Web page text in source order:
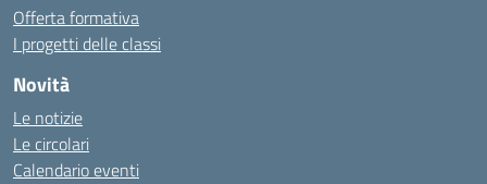
Offerta formativa
I progetti delle classi
Novità
Le notizie
Le circolari
Calendario eventi